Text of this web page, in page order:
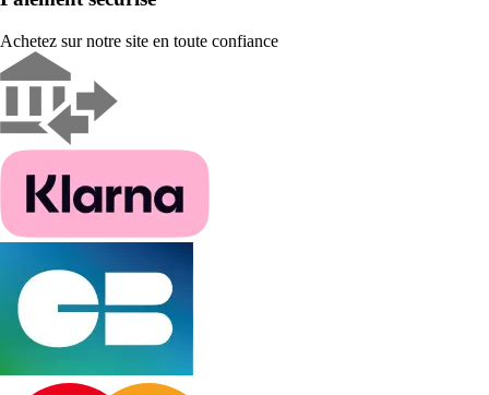
Achetez sur notre site en toute confiance